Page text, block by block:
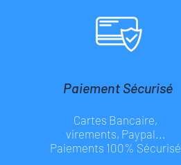
Paiement Sécurisé
Cartes Bancaire,
virements, Paypal...
Paiements 100% Sécurisé